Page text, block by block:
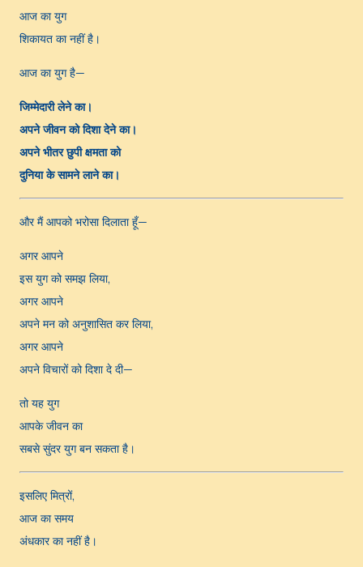
आज का युग
शिकायत का नहीं है।
आज का युग है—
जिम्मेदारी लेने का।
अपने जीवन को दिशा देने का।
अपने भीतर छुपी क्षमता को
दुनिया के सामने लाने का।
और मैं आपको भरोसा दिलाता हूँ—
अगर आपने
इस युग को समझ लिया,
अगर आपने
अपने मन को अनुशासित कर लिया,
अगर आपने
अपने विचारों को दिशा दे दी—
तो यह युग
आपके जीवन का
सबसे सुंदर युग बन सकता है।
इसलिए मित्रों,
आज का समय
अंधकार का नहीं है।